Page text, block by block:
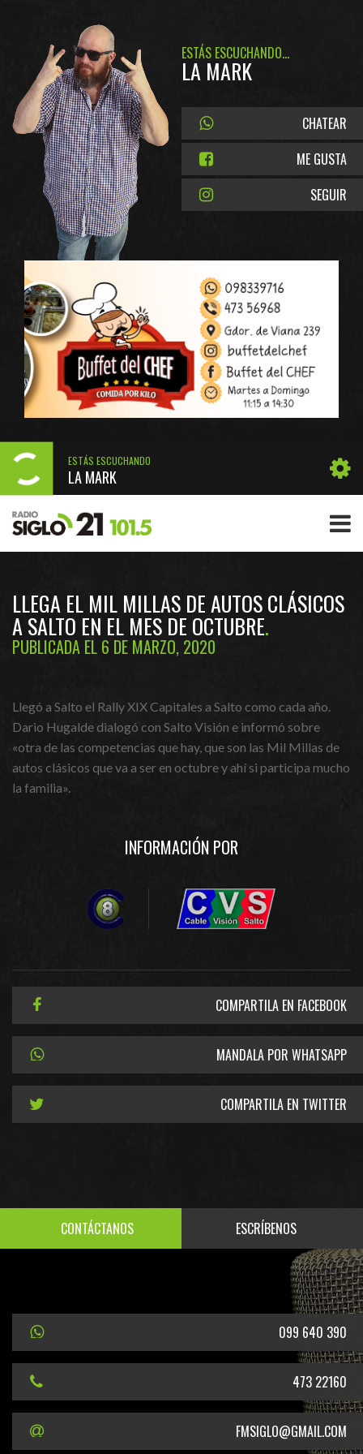
ESTÁS ESCUCHANDO...
LA MARK
CHATEAR
ME GUSTA
SEGUIR
ESTÁS ESCUCHANDO
LA MARK
LLEGA EL MIL MILLAS DE AUTOS CLÁSICOS
A SALTO EN EL MES DE OCTUBRE
PUBLICADA EL 6 DE MARZO, 2020
Llegó a Salto el Rally XIX Capitales a Salto como cada año.
Dario Hugalde dialogó con Salto Visión e informó sobre
«otra de las competencias que hay, que son las Mil Millas de
autos clásicos que va a ser en octubre y ahí si participa mucho
la familia».
INFORMACIÓN POR
COMPARTILA EN FACEBOOK
MANDALA POR WHATSAPP
COMPARTILA EN TWITTER
CONTÁCTANOS ESCRÍBENOS
099 640 390
473 22160
FMSIGLO@GMAIL.COM